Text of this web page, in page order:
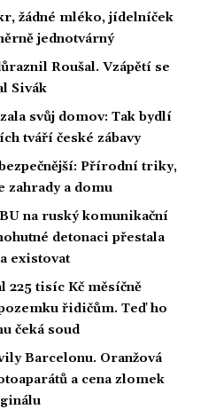
žádné mléko, jídelníček
jednotvárný
Roušal. Vzápětí se
Sivák
svůj domov: Tak bydlí
tváří české zábavy
Přírodní triky,
zahrady a domu
na ruský komunikační
detonaci přestala
existovat
225 tisíc Kč měsíčně
řidičům. Teď ho
čeká soud
Barcelonu. Oranžová
a cena zlomek